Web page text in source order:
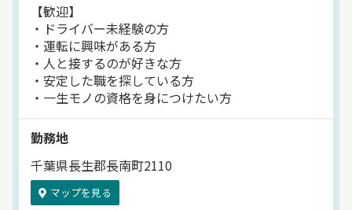
の“最初の正社員”にピッタリの職場です！【小湊鐵道
株式会社】でのお仕事ですが、応募はドラピタエージェ
ントを通じてのご紹介になります！
高速バス運転業務をお任せします。
高速道路での都市間運行となります。
＼ここもPOINT／
━━━━━━━━
＊「ありがとう」と言われる
＊研修・教育体制が充実し、
同乗指導や安全講習も実施
＊千葉ロッテ観戦無料など
ユニークな福利厚生あり
【歓迎】
・ドライバー未経験の方
・運転に興味がある方
・人と接するのが好きな方
・安定した職を探している方
・一生モノの資格を身につけたい方
勤務地
千葉県長生郡長南町2110
マップを見る